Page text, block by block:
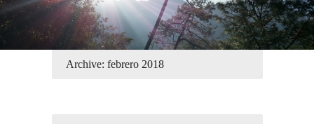
Archive: febrero 2018